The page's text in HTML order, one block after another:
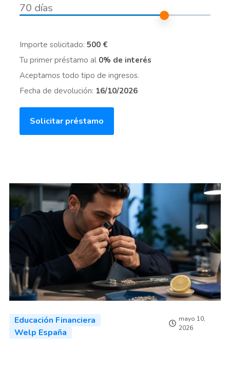
70 días
Importe solicitado: 500 €
Tu primer préstamo al 0% de interés
Aceptamos todo tipo de ingresos.
Fecha de devolución: 16/10/2026
Solicitar préstamo
Educación Financiera
Welp España
mayo 10,
2026